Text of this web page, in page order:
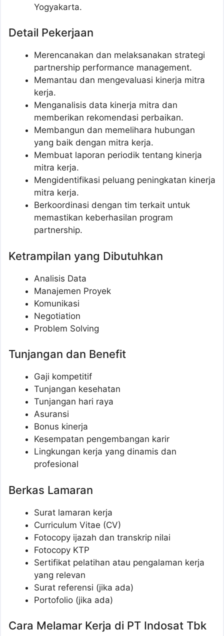
Yogyakarta.
Detail Pekerjaan
Merencanakan dan melaksanakan strategi
partnership performance management.
Memantau dan mengevaluasi kinerja mitra
kerja.
Menganalisis data kinerja mitra dan
memberikan rekomendasi perbaikan.
Membangun dan memelihara hubungan
yang baik dengan mitra kerja.
Membuat laporan periodik tentang kinerja
mitra kerja.
Mengidentifikasi peluang peningkatan kinerja
mitra kerja.
Berkoordinasi dengan tim terkait untuk
memastikan keberhasilan program
partnership.
Ketrampilan yang Dibutuhkan
Analisis Data
Manajemen Proyek
Komunikasi
Negotiation
Problem Solving
Tunjangan dan Benefit
Gaji kompetitif
Tunjangan kesehatan
Tunjangan hari raya
Asuransi
Bonus kinerja
Kesempatan pengembangan karir
Lingkungan kerja yang dinamis dan
profesional
Berkas Lamaran
Surat lamaran kerja
Curriculum Vitae (CV)
Fotocopy ijazah dan transkrip nilai
Fotocopy KTP
Sertifikat pelatihan atau pengalaman kerja
yang relevan
Surat referensi (jika ada)
Portofolio (jika ada)
Cara Melamar Kerja di PT Indosat Tbk